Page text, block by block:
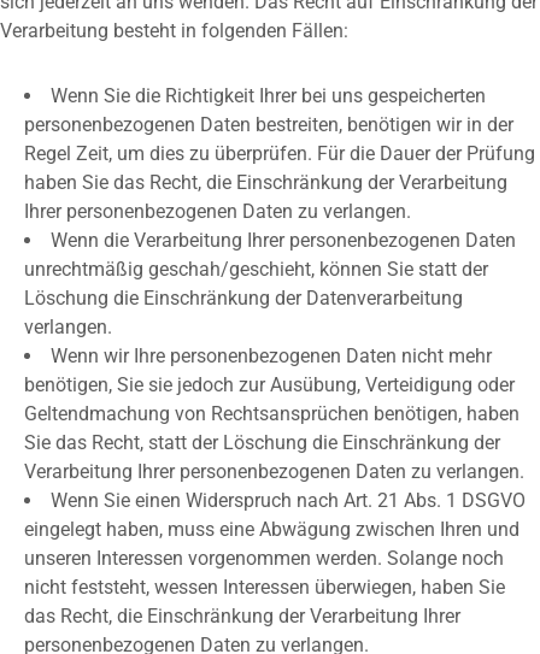
Verarbeitung besteht in folgenden Fällen:
Wenn Sie die Richtigkeit Ihrer bei uns gespeicherten
personenbezogenen Daten bestreiten, benötigen wir in der
Regel Zeit, um dies zu überprüfen. Für die Dauer der Prüfung
haben Sie das Recht, die Einschränkung der Verarbeitung
Ihrer personenbezogenen Daten zu verlangen.
Wenn die Verarbeitung Ihrer personenbezogenen Daten
unrechtmäßig geschah/geschieht, können Sie statt der
Löschung die Einschränkung der Datenverarbeitung
verlangen.
Wenn wir Ihre personenbezogenen Daten nicht mehr
benötigen, Sie sie jedoch zur Ausübung, Verteidigung oder
Geltendmachung von Rechtsansprüchen benötigen, haben
Sie das Recht, statt der Löschung die Einschränkung der
Verarbeitung Ihrer personenbezogenen Daten zu verlangen.
Wenn Sie einen Widerspruch nach Art. 21 Abs. 1 DSGVO
eingelegt haben, muss eine Abwägung zwischen Ihren und
unseren Interessen vorgenommen werden. Solange noch
nicht feststeht, wessen Interessen überwiegen, haben Sie
das Recht, die Einschränkung der Verarbeitung Ihrer
personenbezogenen Daten zu verlangen.